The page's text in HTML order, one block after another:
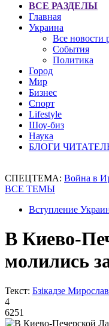
ВСЕ РАЗДЕЛЫ
Главная
Украина
Все новости
События
Политика
Город
Мир
Бизнес
Спорт
Lifestyle
Шоу-биз
Наука
БЛОГИ
СПЕЦТЕМА: Война в
ВСЕ ТЕМЫ
Вступление
В Киево-
молились
Текст: Бзікадзе
4
6251